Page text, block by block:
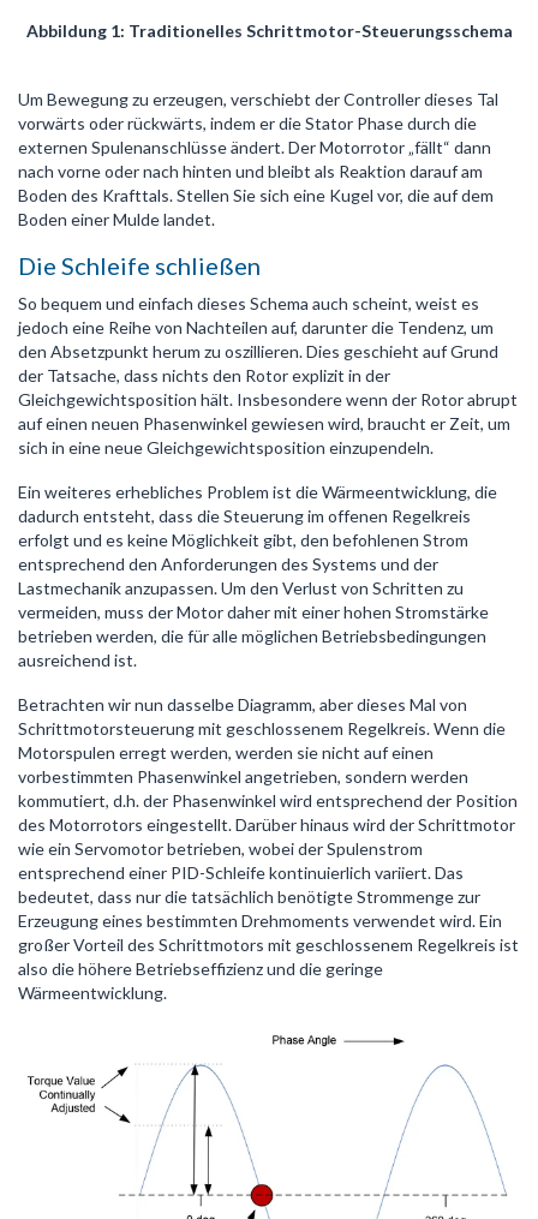
Abbildung 1: Traditionelles Schrittmotor-Steuerungsschema
Um Bewegung zu erzeugen, verschiebt der Controller dieses Tal
vorwärts oder rückwärts, indem er die Stator Phase durch die
externen Spulenanschlüsse ändert. Der Motorrotor „fällt“ dann
nach vorne oder nach hinten und bleibt als Reaktion darauf am
Boden des Krafttals. Stellen Sie sich eine Kugel vor, die auf dem
Boden einer Mulde landet.
Die Schleife schließen
So bequem und einfach dieses Schema auch scheint, weist es
jedoch eine Reihe von Nachteilen auf, darunter die Tendenz, um
den Absetzpunkt herum zu oszillieren. Dies geschieht auf Grund
der Tatsache, dass nichts den Rotor explizit in der
Gleichgewichtsposition hält. Insbesondere wenn der Rotor abrupt
auf einen neuen Phasenwinkel gewiesen wird, braucht er Zeit, um
sich in eine neue Gleichgewichtsposition einzupendeln.
Ein weiteres erhebliches Problem ist die Wärmeentwicklung, die
dadurch entsteht, dass die Steuerung im offenen Regelkreis
erfolgt und es keine Möglichkeit gibt, den befohlenen Strom
entsprechend den Anforderungen des Systems und der
Lastmechanik anzupassen. Um den Verlust von Schritten zu
vermeiden, muss der Motor daher mit einer hohen Stromstärke
betrieben werden, die für alle möglichen Betriebsbedingungen
ausreichend ist.
Betrachten wir nun dasselbe Diagramm, aber dieses Mal von
Schrittmotorsteuerung mit geschlossenem Regelkreis. Wenn die
Motorspulen erregt werden, werden sie nicht auf einen
vorbestimmten Phasenwinkel angetrieben, sondern werden
kommutiert, d.h. der Phasenwinkel wird entsprechend der Position
des Motorrotors eingestellt. Darüber hinaus wird der Schrittmotor
wie ein Servomotor betrieben, wobei der Spulenstrom
entsprechend einer PID-Schleife kontinuierlich variiert. Das
bedeutet, dass nur die tatsächlich benötigte Strommenge zur
Erzeugung eines bestimmten Drehmoments verwendet wird. Ein
großer Vorteil des Schrittmotors mit geschlossenem Regelkreis ist
also die höhere Betriebseffizienz und die geringe
Wärmeentwicklung.